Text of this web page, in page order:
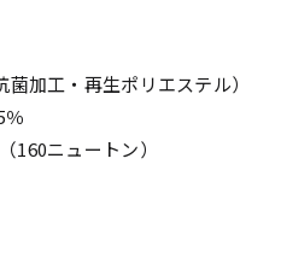
加工・再生ポリエステル）
％
160ニュートン）